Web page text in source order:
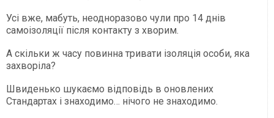
Усі вже, мабуть, неодноразово чули про 14 днів
самоізоляції після контакту з хворим.
А скільки ж часу повинна тривати ізоляція особи, яка
захворіла?
Швиденько шукаємо відповідь в оновлених
Стандартах і знаходимо… нічого не знаходимо.